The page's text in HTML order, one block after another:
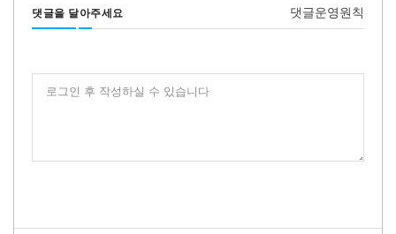
댓글을 달아주세요 댓글운영원칙
로그인 후 작성하실 수 있습니다